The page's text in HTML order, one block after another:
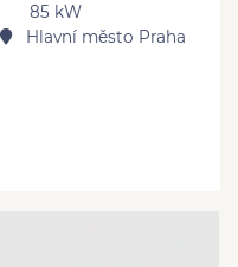
85 kW
Hlavní město Praha